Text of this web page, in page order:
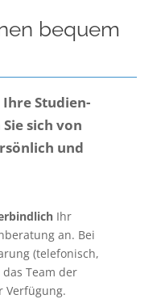
bequem
Studien-
sich von
und
Ihr
an. Bei
(telefonisch,
Team der
Verfügung.